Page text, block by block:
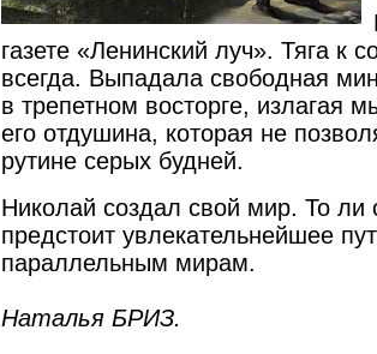
газете «Ленинский луч». Тяга к
всегда. Выпадала свободная
в трепетном восторге, излагая
его отдушина, которая не
рутине серых будней.
Николай создал свой мир. То ли
предстоит увлекательнейшее
параллельным мирам.
Наталья БРИЗ.